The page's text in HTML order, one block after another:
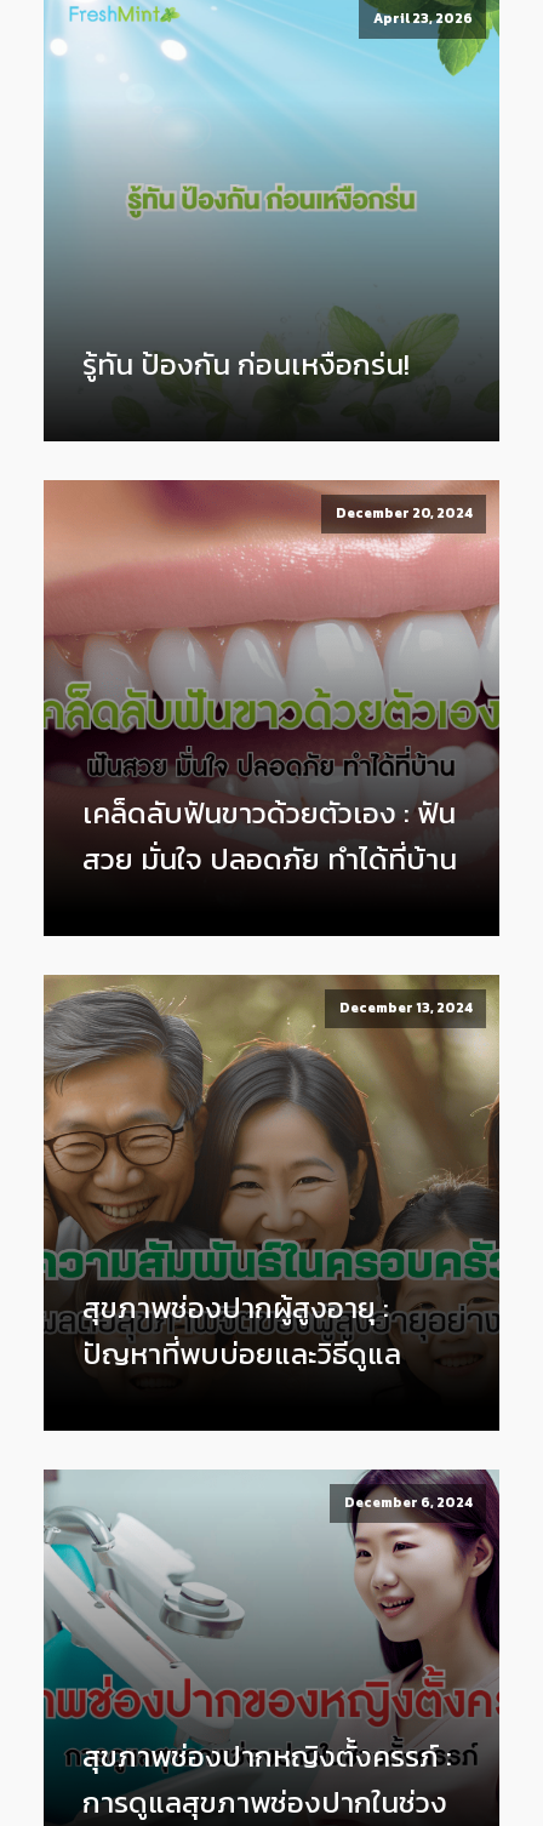
April 23, 2026
รู้ทัน ป้องกัน ก่อนเหงือกร่น!
December 20, 2024
เคล็ดลับฟันขาวด้วยตัวเอง : ฟัน
สวย มั่นใจ ปลอดภัย ทำได้ที่บ้าน
December 13, 2024
สุขภาพช่องปากผู้สูงอายุ :
ปัญหาที่พบบ่อยและวิธีดูแล
December 6, 2024
สุขภาพช่องปากหญิงตั้งครรภ์ :
การดูแลสุขภาพช่องปากในช่วง